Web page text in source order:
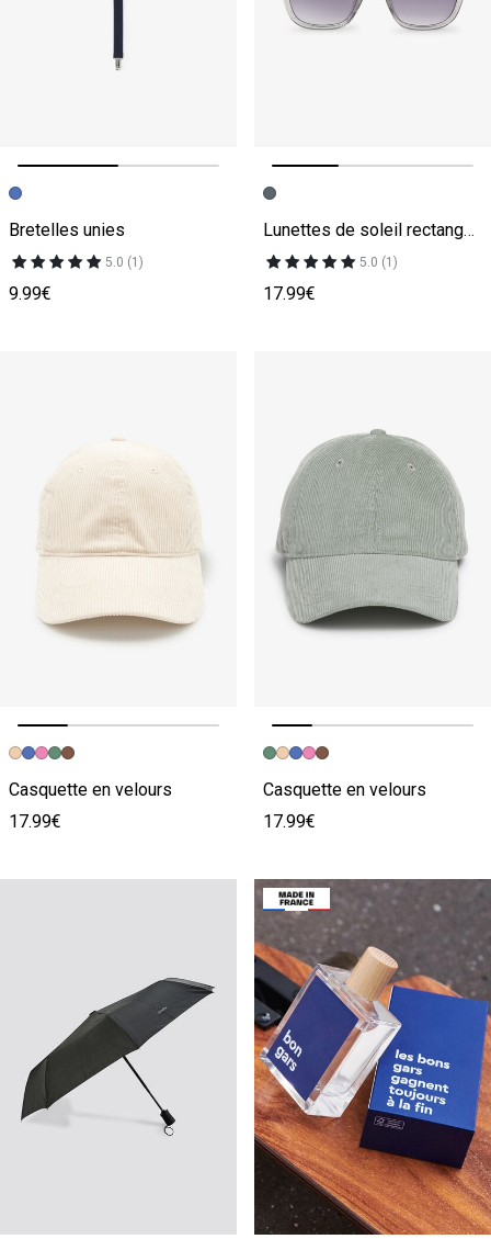
Image précédente
Image suivante
Bretelles unies
5.0 (1)
9.99€
Image précédente
Image suivante
Lunettes de soleil rectangulaires
5.0 (1)
17.99€
Image précédente
Image suivante
Casquette en velours
17.99€
Image précédente
Image suivante
Casquette en velours
17.99€